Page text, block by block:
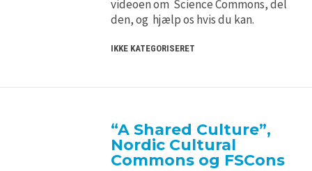
videoen om Science Commons, del
den, og hjælp os hvis du kan.
IKKE KATEGORISERET
“A Shared Culture”,
Nordic Cultural
Commons og FSCons